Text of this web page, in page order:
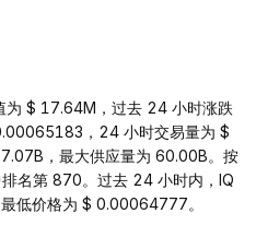
$ 17.64M，过去 24 小时涨跌
，24 小时交易量为 $
，最大供应量为 60.00B。按
名第 870。过去 24 小时内，IQ
低价格为 $ 0.00064777。